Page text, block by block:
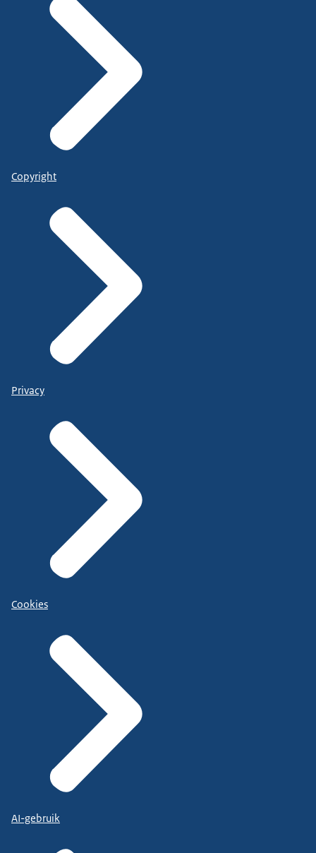
Copyright
Privacy
Cookies
AI-gebruik